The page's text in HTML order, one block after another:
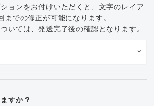
ョンをお付けいただくと、文字のレイア
までの修正が可能になります。
いては、発送完了後の確認となります。
すか？